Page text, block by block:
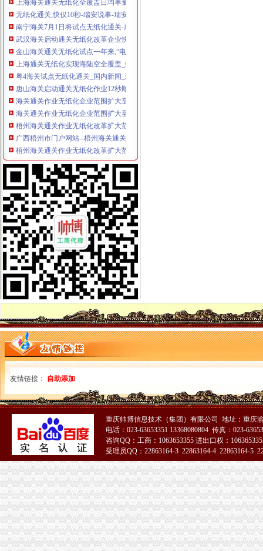
无纸化通关,快仅10秒-瑞安说事-瑞安论坛
南宁海关7月1日将试点无纸化通关-广西新闻网
武汉海关启动通关无纸化改革企业快10秒完成通关--湖北频道--网
金山海关通关无纸化试点一年来,“电子单”达近万票--上海频道--
上海通关无纸化实现海陆空全覆盖_综合新闻_中国物流与采购网
粤4海关试点无纸化通关_国内新闻_环球网
唐山海关启动通关无纸化作业12秒顺利办结通关手续-区域经济-民主与
海关通关作业无纸化企业范围扩大至所有信用等级企业_国内_新民网
海关通关作业无纸化企业范围扩大至所有信用等级企业_国内财经_财经
梧州海关通关作业无纸化改革扩大范围_广西新闻网_梧州红豆网
广西梧州市门户网站--梧州海关通关作业无纸化改革为企业减
梧州海关通关作业无纸化改革扩大范围_房产资讯_新民网
大同市无纸化通关网上签约-电子-久久信息网
怎么查无纸化申请是否通过？-海关百问
太原海关实施通关作业无纸化改革_2013年终策划之《改变》_山西新
海关通关作业无纸化实现企业全覆盖-天山网
[股市360]上海通关无纸化实现海陆空全覆盖国内财经-财经
海关无纸化通关全覆盖河北余家企业可享红利_河北频道_凤凰网
海关通关作业无纸化企业范围扩大至所有信用等级企业-头条热点-E都市
日报：南京海关无纸化通关时效获提高
京津冀将实现海关通关一体化作业“无纸化”-搜狐新闻
集安海关启动通关作业无纸化改革
7月1日起梧州海关正式启动通关作业无纸化改革试点工作-广西中小企
盘点：海关通关作业无纸化办公知多少？_雄通股份（）
粤4海关试点无纸化通关申报将进入“读秒时代”-国内-广州市科技和
蛇口海关创新服务造“光口岸”_深圳新闻_深圳新闻网
通关无纸化企业得实惠_襄日报网
广东4海关试点无纸化通关快1分钟申报通行_武汉电视台-鹤TV
无纸化通关协议如何签？-海关百问
1—9月凭祥海关通关作业无纸化申报率稳居关区位-地方商务之窗
深圳市递四方速递有限公司：【按照海关总署部署,
新疆全面实现无纸化通关全覆盖
长沙市门户网站--信息公开--市信息公开目录--工作动态--政务
【开发区海关】港湾海关开展无纸化通关政策宣讲活动_各市简讯_民心
通关无纸化签约系统操作说明-深圳星高国际货运代理有限公司
“无纸化通关”为芜湖对外经济“健身提速”_芜湖日报社数字报刊
海关无纸化签约
山东口岸推进通关作业无纸化改革-中国金融信息网
我市企业减免所得税3.76亿元-拍拍贷官网_中国领先互联网金融P2P网
安徽池州海关无纸化通关改革九月底启动-百分百物流网
广东4海关试点无纸化通关快一分钟-无纸化,单证,通关手续,海
天津海关通关无纸化改革企业“即到即签”受益多_中国经济网——国
海关无纸化通关范围扩大,我市近万企业受惠·台州商报
【广东新闻】广东4海关试点无纸化通关快一分钟_在昨日举行_宝宝树
友情链接： 自助添加
重庆帅博信息技术（集团）有限公司 地址：重庆
电话：023-63653351 13368080804 传真：023-
咨询QQ：工商：1063653355 进出口权：
受理员QQ：22863164-3 22863164-4 22863164-5